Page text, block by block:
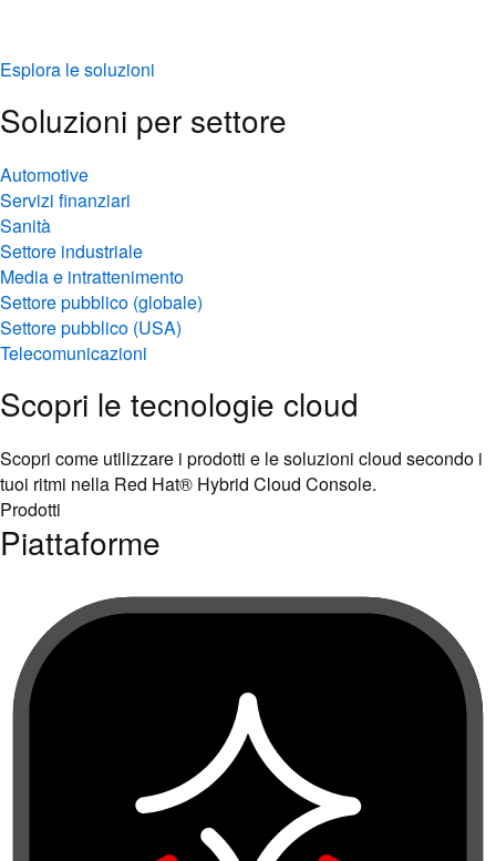
Esplora le soluzioni
Soluzioni per settore
Automotive
Servizi finanziari
Sanità
Settore industriale
Media e intrattenimento
Settore pubblico (globale)
Settore pubblico (USA)
Telecomunicazioni
Scopri le tecnologie cloud
Scopri come utilizzare i prodotti e le soluzioni cloud secondo i
tuoi ritmi nella Red Hat® Hybrid Cloud Console.
Prodotti
Piattaforme